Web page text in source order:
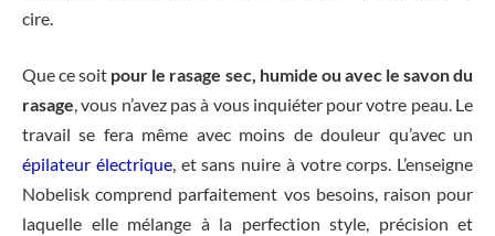
cire.
Que ce soit pour le rasage sec, humide ou avec le savon du
rasage, vous n’avez pas à vous inquiéter pour votre peau. Le
travail se fera même avec moins de douleur qu’avec un
épilateur électrique, et sans nuire à votre corps. L’enseigne
Nobelisk comprend parfaitement vos besoins, raison pour
laquelle elle mélange à la perfection style, précision et